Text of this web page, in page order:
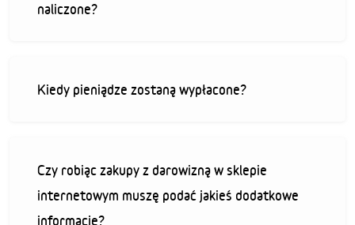
naliczone?
Kiedy pieniądze zostaną wypłacone?
Czy robiąc zakupy z darowizną w sklepie
internetowym muszę podać jakieś dodatkowe
informacje?